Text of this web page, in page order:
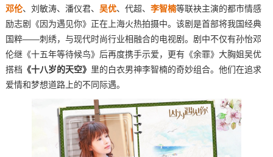
邓伦、刘敏涛、潘仪君、 吴优、代超、 李智楠等联袂主演的都市情感
励志剧《因为遇见你》正在上海火热拍摄中。该剧是首部将我国经典
国粹——刺绣，与现代时尚行业相融合的电视剧。剧中不仅有孙怡邓
伦继《十五年等待候鸟》 后再度携手示爱，更有《余罪》 大胸姐吴优
搭档 《十八岁的天空》 里的白衣男神李智楠的奇妙组合。他们在追求
爱情和梦想道路上的不同际遇。